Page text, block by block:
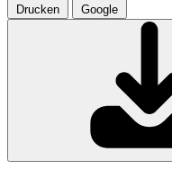
Drucken Google